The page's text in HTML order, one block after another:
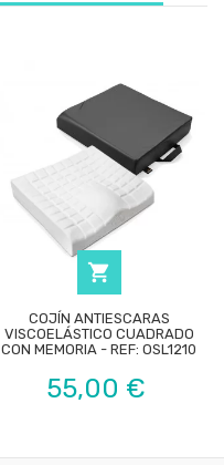

COJÍN ANTIESCARAS
VISCOELÁSTICO CUADRADO
CON MEMORIA - REF: OSL1210
Precio
55,00 €